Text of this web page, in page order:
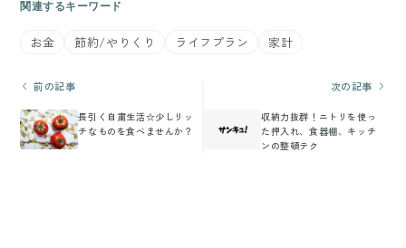
関連するキーワード
お金 節約/やりくり ライフプラン 家計
前の記事
長引く自粛生活☆少しリッ
チなものを食べませんか？
次の記事
収納力抜群！ニトリを使っ
た押入れ、食器棚、キッチ
ンの整頓テク